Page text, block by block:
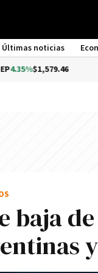
Últimas noticias
baja